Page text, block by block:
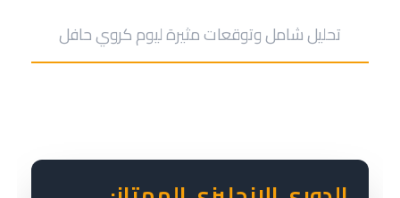
تحليل شامل وتوقعات مثيرة ليوم كروي حافل